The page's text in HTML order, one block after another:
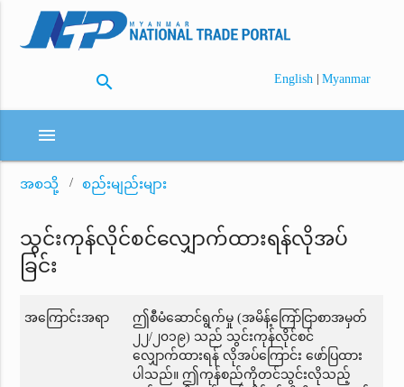
search English | Myanmar
menu
အစသို့ စည်းမျည်းများ
သွင်းကုန်လိုင်စင်လျှောက်ထားရန်လိုအပ်
ခြင်း
အကြောင်းအရာ
ဤစီမံဆောင်ရွက်မှု (အမိန့်ကြော်ငြာစာအမှတ်
၂၂/၂၀၁၉) သည် သွင်းကုန်လိုင်စင်
လျှောက်ထားရန် လိုအပ်ကြောင်း ဖော်ပြထား
ပါသည်။ ဤကုန်စည်ကိုတင်သွင်းလိုသည့်